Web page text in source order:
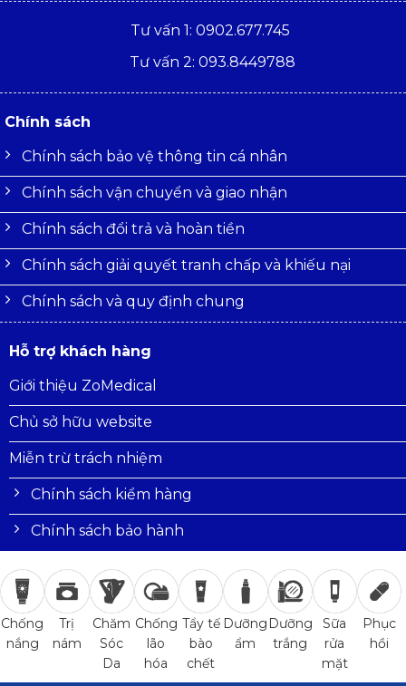
Tư vấn 1: 0902.677.745
Tư vấn 2: 093.8449788
Chính sách
Chính sách bảo vệ thông tin cá nhân
Chính sách vận chuyển và giao nhận
Chính sách đổi trả và hoàn tiền
Chính sách giải quyết tranh chấp và khiếu nại
Chính sách và quy định chung
Hỗ trợ khách hàng
Giới thiệu ZoMedical
Chủ sở hữu website
Miễn trừ trách nhiệm
Chính sách kiểm hàng
Chính sách bảo hành
Chống
nắng
Trị
nám
Chăm
Sóc
Da
Chống
lão
hóa
Tẩy tế
bào
chết
Dưỡng
ẩm
Dưỡng
trắng
Sữa
rửa
mặt
Phục
hồi